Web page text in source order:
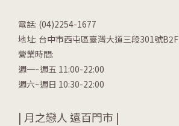
電話: (04)2254-1677
地址: 台中市西屯區臺灣大道三段301號B2F
營業時間:
週一~週五 11:00-22:00
週六~週日 10:30-22:00
| 月之戀人 遠百門市 |